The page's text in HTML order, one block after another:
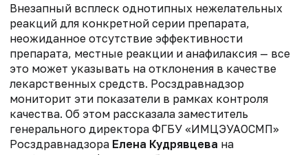
Внезапный всплеск однотипных нежелательных
реакций для конкретной серии препарата,
неожиданное отсутствие эффективности
препарата, местные реакции и анафилаксия — все
это может указывать на отклонения в качестве
лекарственных средств. Росздравнадзор
мониторит эти показатели в рамках контроля
качества. Об этом рассказала заместитель
генерального директора ФГБУ «ИМЦЭУАОСМП»
Росздравнадзора Елена Кудрявцева на